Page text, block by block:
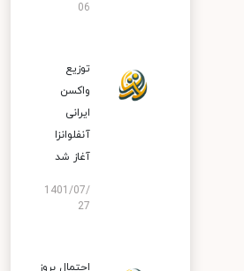
06
توزیع
واکسن
ایرانی
آنفلوانزا
آغاز شد
1401/07/
27
احتمال بروز